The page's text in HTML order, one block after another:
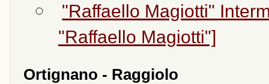
"Raffaello Magiotti"
"Raffaello Magiotti"]
Ortignano - Raggiolo